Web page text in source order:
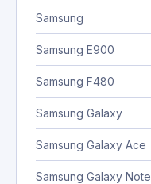
Samsung
Samsung E900
Samsung F480
Samsung Galaxy
Samsung Galaxy Ace
Samsung Galaxy Note